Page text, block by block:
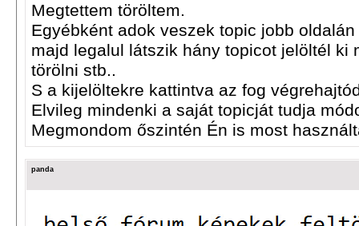
Megtettem töröltem.
Egyébként adok veszek topic jobb
majd legalul látszik hány topicot jelöltél
törölni stb..
S a kijelöltekre kattintva az fog
Elvileg mindenki a saját topicját tudja
Megmondom őszintén Én is most
panda